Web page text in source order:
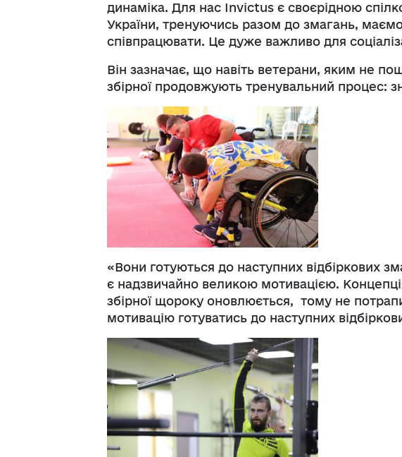
динаміка. Для нас Invictus є своєрідною
України, тренуючись разом до змагань,
співпрацювати. Це дуже важливо для
Він зазначає, що навіть ветерани, яким не
збірної продовжують тренувальний процес:
«Вони готуються до наступних відбіркових
є надзвичайно великою мотивацією.
збірної щороку оновлюється, тому не
мотивацію готуватись до наступних